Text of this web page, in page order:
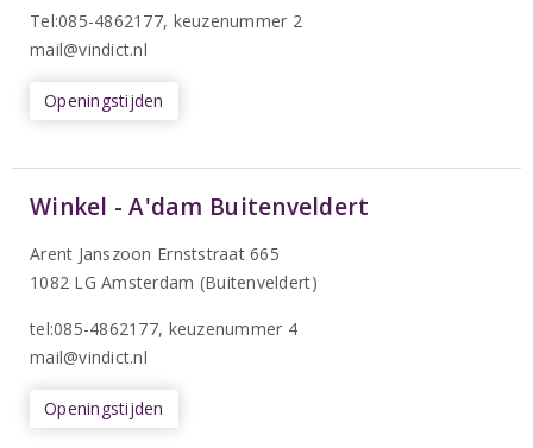
Tel:085-4862177, keuzenummer 2
mail@vindict.nl
Openingstijden
Winkel - A'dam Buitenveldert
Arent Janszoon Ernststraat 665
1082 LG Amsterdam (Buitenveldert)
tel:085-4862177, keuzenummer 4
mail@vindict.nl
Openingstijden